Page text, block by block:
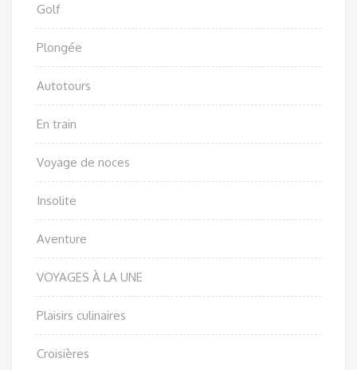
Golf
Plongée
Autotours
En train
Voyage de noces
Insolite
Aventure
VOYAGES À LA UNE
Plaisirs culinaires
Croisières